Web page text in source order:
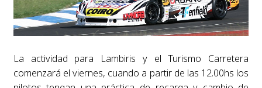
La actividad para Lambiris y el Turismo Carretera
comenzará el viernes, cuando a partir de las 12.00hs los